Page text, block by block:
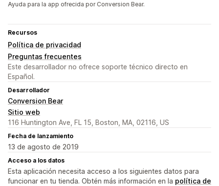
Ayuda para la app ofrecida por Conversion Bear.
Recursos
Política de privacidad
Preguntas frecuentes
Este desarrollador no ofrece soporte técnico directo en
Español.
Desarrollador
Conversion Bear
Sitio web
116 Huntington Ave, FL 15, Boston, MA, 02116, US
Fecha de lanzamiento
13 de agosto de 2019
Acceso a los datos
Esta aplicación necesita acceso a los siguientes datos para
funcionar en tu tienda. Obtén más información en la política de